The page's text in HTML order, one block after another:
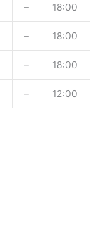
– 18:00
– 18:00
– 18:00
– 12:00